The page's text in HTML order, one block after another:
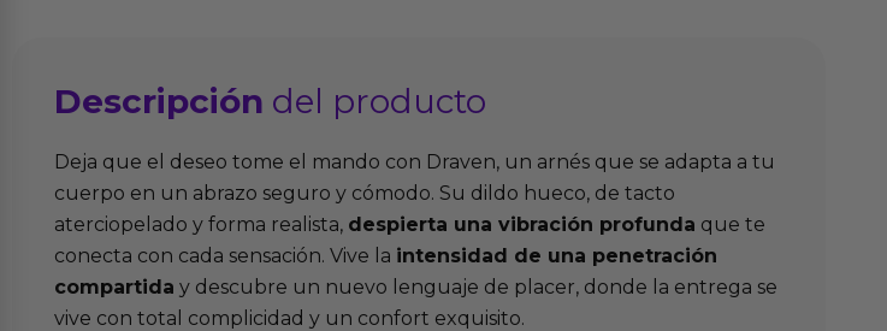
Descripción del producto
Deja que el deseo tome el mando con Draven, un arnés que se adapta a tu
cuerpo en un abrazo seguro y cómodo. Su dildo hueco, de tacto
aterciopelado y forma realista, despierta una vibración profunda que te
conecta con cada sensación. Vive la intensidad de una penetración
compartida y descubre un nuevo lenguaje de placer, donde la entrega se
vive con total complicidad y un confort exquisito.